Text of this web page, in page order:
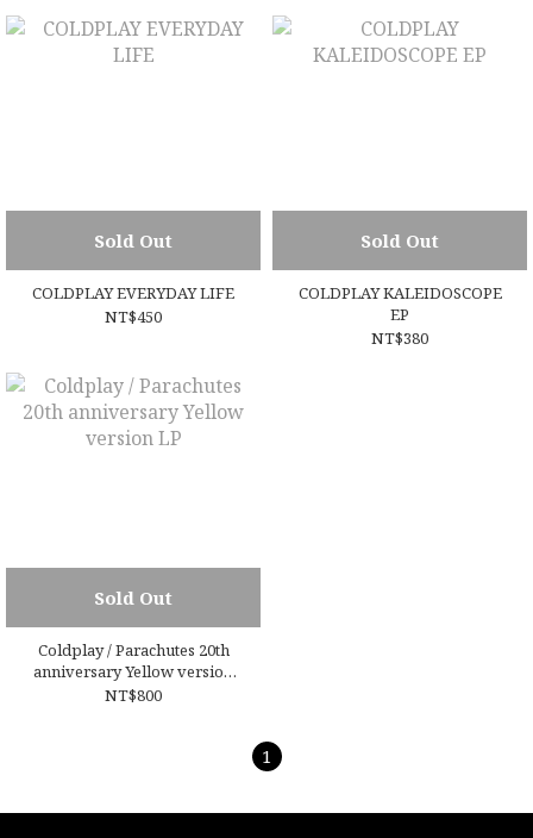
Sold Out
COLDPLAY EVERYDAY LIFE
NT$450
Sold Out
COLDPLAY KALEIDOSCOPE
EP
NT$380
Sold Out
Coldplay / Parachutes 20th
anniversary Yellow version
LP
NT$800
1